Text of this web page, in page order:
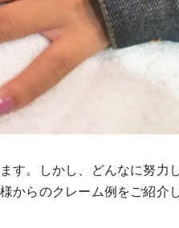
す。しかし、どんなに努力
からのクレーム例をご紹介